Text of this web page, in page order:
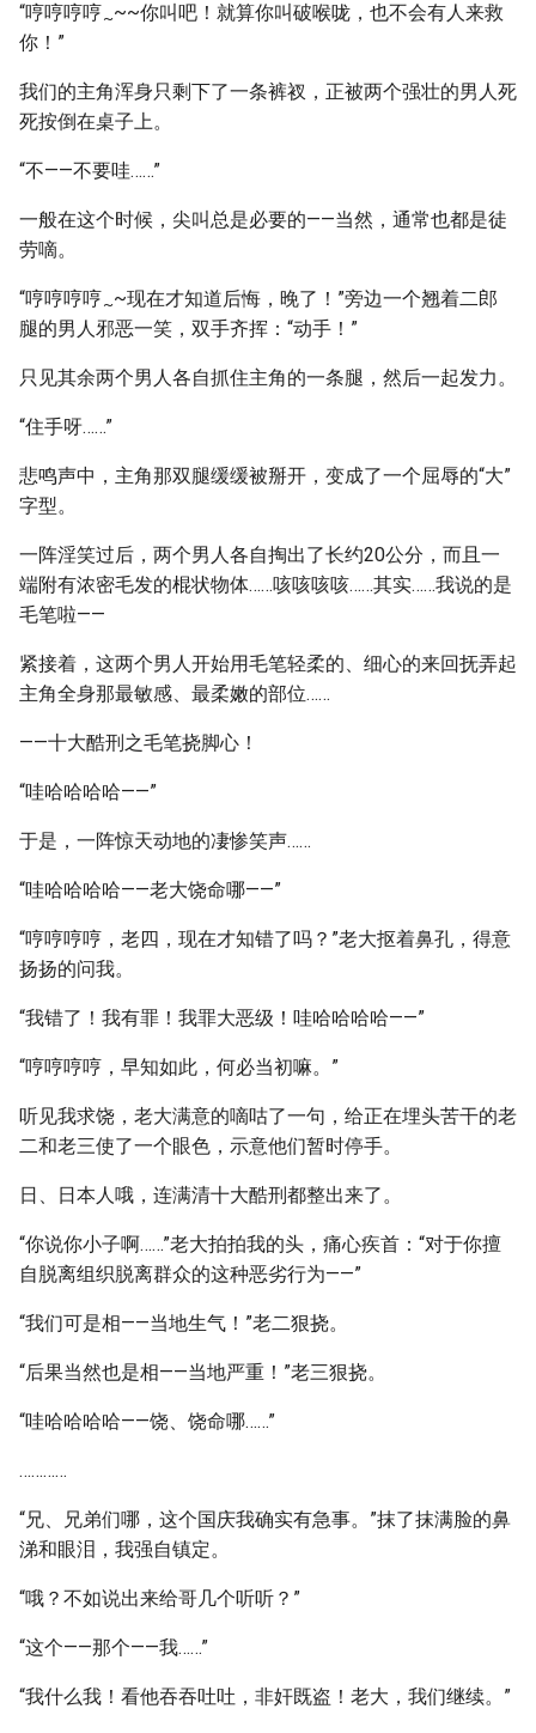
“哼哼哼哼~~~你叫吧！就算你叫破喉咙，也不会有人来救
你！”
我们的主角浑身只剩下了一条裤衩，正被两个强壮的男人死
死按倒在桌子上。
“不——不要哇……”
一般在这个时候，尖叫总是必要的——当然，通常也都是徒
劳嘀。
“哼哼哼哼~~现在才知道后悔，晚了！”旁边一个翘着二郎
腿的男人邪恶一笑，双手齐挥：“动手！”
只见其余两个男人各自抓住主角的一条腿，然后一起发力。
“住手呀……”
悲鸣声中，主角那双腿缓缓被掰开，变成了一个屈辱的“大”
字型。
一阵淫笑过后，两个男人各自掏出了长约20公分，而且一
端附有浓密毛发的棍状物体……咳咳咳咳……其实……我说的是
毛笔啦——
紧接着，这两个男人开始用毛笔轻柔的、细心的来回抚弄起
主角全身那最敏感、最柔嫩的部位……
——十大酷刑之毛笔挠脚心！
“哇哈哈哈哈——”
于是，一阵惊天动地的凄惨笑声……
“哇哈哈哈哈——老大饶命哪——”
“哼哼哼哼，老四，现在才知错了吗？”老大抠着鼻孔，得意
扬扬的问我。
“我错了！我有罪！我罪大恶级！哇哈哈哈哈——”
“哼哼哼哼，早知如此，何必当初嘛。”
听见我求饶，老大满意的嘀咕了一句，给正在埋头苦干的老
二和老三使了一个眼色，示意他们暂时停手。
日、日本人哦，连满清十大酷刑都整出来了。
“你说你小子啊……”老大拍拍我的头，痛心疾首：“对于你擅
自脱离组织脱离群众的这种恶劣行为——”
“我们可是相——当地生气！”老二狠挠。
“后果当然也是相——当地严重！”老三狠挠。
“哇哈哈哈哈——饶、饶命哪……”
…………
“兄、兄弟们哪，这个国庆我确实有急事。”抹了抹满脸的鼻
涕和眼泪，我强自镇定。
“哦？不如说出来给哥几个听听？”
“这个——那个——我……”
“我什么我！看他吞吞吐吐，非奸既盗！老大，我们继续。”